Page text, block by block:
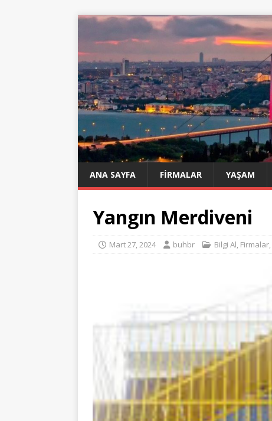
ANA SAYFA FIRMALAR YAŞAM
Yangın Merdiveni
Mart 27, 2024 buhbr Bilgi Al, Firmalar,